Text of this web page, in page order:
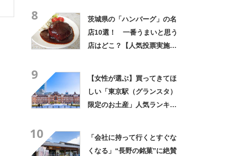
8
茨城県の「ハンバーグ」の名
店10選！ 一番うまいと思う
店はどこ？【人気投票実施
9
【女性が選ぶ】買ってきてほ
しい「東京駅（グランスタ）
限定のお土産」人気ランキン
10
「会社に持って行くとすぐな
くなる」“長野の銘菓”に絶賛